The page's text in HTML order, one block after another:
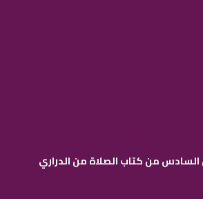
من كتاب الصلاة من الدراري